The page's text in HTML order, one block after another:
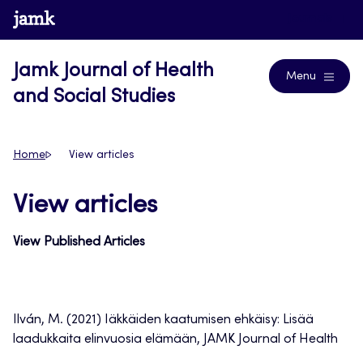
Skip
to
www.jamk.fi
Jamk Journal of Health
and Social Studies
Menu
Home View articles
View articles
View Published Articles
Ilván, M. (2021) Iäkkäiden kaatumisen ehkäisy: Lisää
laadukkaita elinvuosia elämään, JAMK Journal of Health